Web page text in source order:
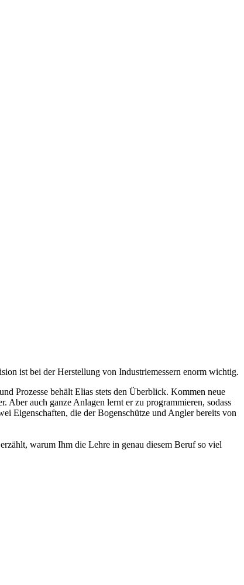
ist bei der Herstellung von Industriemessern enorm wichtig.
Prozesse behält Elias stets den Überblick. Kommen neue
Aber auch ganze Anlagen lernt er zu programmieren, sodass
Eigenschaften, die der Bogenschütze und Angler bereits von
warum Ihm die Lehre in genau diesem Beruf so viel